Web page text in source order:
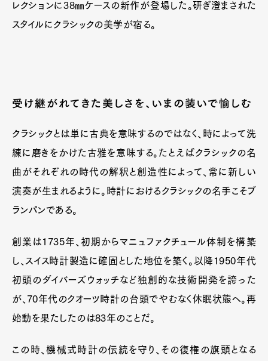
レクションに38㎜ケースの新作が登場した。研ぎ澄まされた
スタイルにクラシックの美学が宿る。
受け継がれてきた美しさを、いまの装いで愉しむ
クラシックとは単に古典を意味するのではなく、時によって洗
練に磨きをかけた古雅を意味する。たとえばクラシックの名
曲がそれぞれの時代の解釈と創造性によって、常に新しい
演奏が生まれるように。時計におけるクラシックの名手こそブ
ランパンである。
創業は1735年、初期からマニュファクチュール体制を構築
し、スイス時計製造に確固とした地位を築く。以降1950年代
初頭のダイバーズウォッチなど独創的な技術開発を誇った
が、70年代のクオーツ時計の台頭でやむなく休眠状態へ。再
始動を果たしたのは83年のことだ。
この時、機械式時計の伝統を守り、その復権の旗頭となる